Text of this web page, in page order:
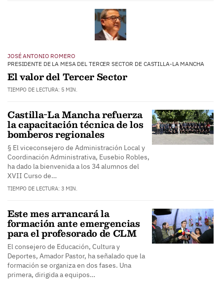
JOSÉ ANTONIO ROMERO
PRESIDENTE DE LA MESA DEL TERCER SECTOR DE CASTILLA-LA MANCHA
El valor del Tercer Sector
TIEMPO DE LECTURA: 5 MIN.
Castilla-La Mancha refuerza
la capacitación técnica de los
bomberos regionales
§ El viceconsejero de Administración Local y
Coordinación Administrativa, Eusebio Robles,
ha dado la bienvenida a los 34 alumnos del
XVII Curso de…
TIEMPO DE LECTURA: 3 MIN.
Este mes arrancará la
formación ante emergencias
para el profesorado de CLM
El consejero de Educación, Cultura y
Deportes, Amador Pastor, ha señalado que la
formación se organiza en dos fases. Una
primera, dirigida a equipos…